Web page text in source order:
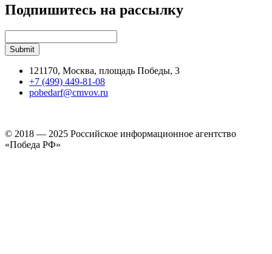
Подпишитесь на рассылку
121170, Москва, площадь Победы, 3
+7 (499) 449-81-08
pobedarf@cmvov.ru
© 2018 — 2025 Российское информационное агентство
«Победа РФ»